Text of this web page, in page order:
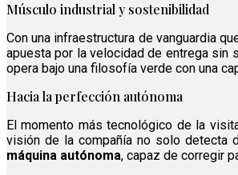
Músculo industrial y sostenibilidad
Con una infraestructura de vanguardia
apuesta por la velocidad de entrega sin
opera bajo una filosofía verde con una
Hacia la perfección autónoma
El momento más tecnológico de la
visión de la compañía no solo detecta
máquina autónoma, capaz de corregir